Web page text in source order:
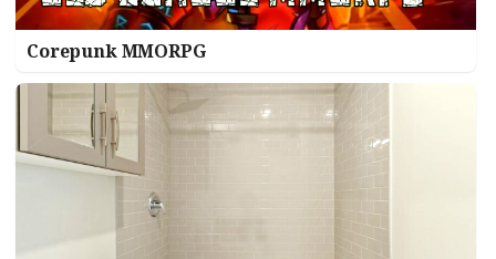
Corepunk MMORPG